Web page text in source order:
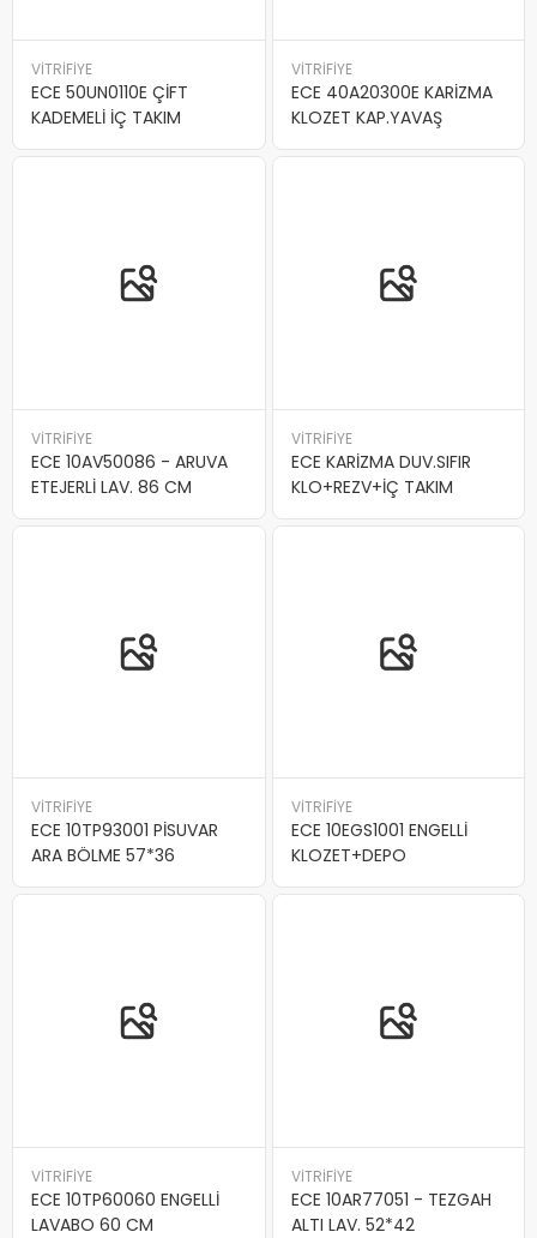
VİTRİFİYE
ECE 50UN0110E ÇİFT
KADEMELİ İÇ TAKIM
VİTRİFİYE
ECE 40A20300E KARİZMA
KLOZET KAP.YAVAŞ
VİTRİFİYE
ECE 10AV50086 - ARUVA
ETEJERLİ LAV. 86 CM
VİTRİFİYE
ECE KARİZMA DUV.SIFIR
KLO+REZV+İÇ TAKIM
VİTRİFİYE
ECE 10TP93001 PİSUVAR
ARA BÖLME 57*36
VİTRİFİYE
ECE 10EGS1001 ENGELLİ
KLOZET+DEPO
VİTRİFİYE
ECE 10TP60060 ENGELLİ
LAVABO 60 CM
VİTRİFİYE
ECE 10AR77051 - TEZGAH
ALTI LAV. 52*42